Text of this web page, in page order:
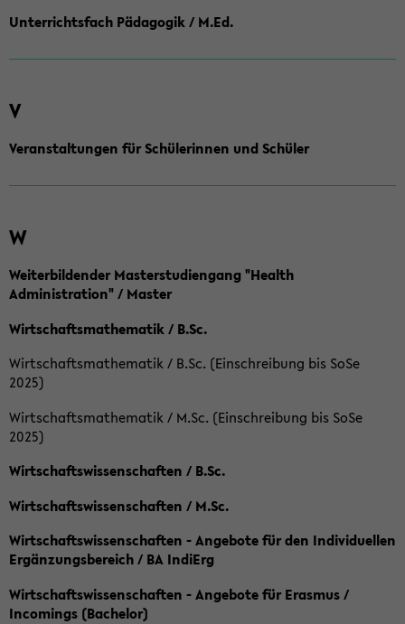
Unterrichtsfach Pädagogik / M.Ed.
V
Veranstaltungen für Schülerinnen und Schüler
W
Weiterbildender Masterstudiengang "Health
Administration" / Master
Wirtschaftsmathematik / B.Sc.
Wirtschaftsmathematik / B.Sc. (Einschreibung bis SoSe
2025)
Wirtschaftsmathematik / M.Sc. (Einschreibung bis SoSe
2025)
Wirtschaftswissenschaften / B.Sc.
Wirtschaftswissenschaften / M.Sc.
Wirtschaftswissenschaften - Angebote für den Individuellen
Ergänzungsbereich / BA IndiErg
Wirtschaftswissenschaften - Angebote für Erasmus /
Incomings (Bachelor)